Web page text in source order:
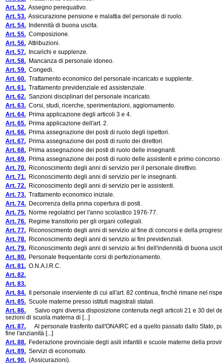
Art. 52. Assegno perequativo.
Art. 53. Assicurazione pensione e malattia del personale di ruolo.
Art. 54. Indennità di buona uscita.
Art. 55. Composizione.
Art. 56. Attribuzioni.
Art. 57. Incarichi e supplenze.
Art. 58. Mancanza di personale idoneo.
Art. 59. Congedi.
Art. 60. Trattamento economico del personale incaricato e supplente.
Art. 61. Trattamento previdenziale ed assistenziale.
Art. 62. Sanzioni disciplinari del personale incaricato.
Art. 63. Corsi, studi, ricerche, sperimentazioni, aggiornamento.
Art. 64. Prima applicazione degli articoli 3 e 4.
Art. 65. Prima applicazione dell'art. 2.
Art. 66. Prima assegnazione dei posti di ruolo degli ispettori.
Art. 67. Prima assegnazione dei posti di ruolo dei direttori.
Art. 68. Prima assegnazione dei posti di ruolo delle insegnanti.
Art. 69. Prima assegnazione dei posti di ruolo delle assistenti e primo concorso
Art. 70. Riconoscimento degli anni di servizio per il personale direttivo.
Art. 71. Riconoscimento degli anni di servizio per le insegnanti.
Art. 72. Riconoscimento degli anni di servizio per le assistenti.
Art. 73. Trattamento economico iniziale.
Art. 74. Decorrenza della prima copertura di posti.
Art. 75. Norme regolatrici per l'anno scolastico 1976-77.
Art. 76. Regime transitorio per gli organi collegiali.
Art. 77. Riconoscimento degli anni di servizio al fine di concorsi e della
Art. 78. Riconoscimento degli anni di servizio ai fini previdenziali.
Art. 79. Riconoscimento degli anni di servizio ai fini dell'indennità di buona
Art. 80. Personale frequentante corsi di perfezionamento.
Art. 81. O.N.A.I.R.C.
Art. 82.
Art. 83.
Art. 84. Il personale inserviente di cui all'art. 82 continua, finché rimane nel
Art. 85. Scuole materne presso istituti magistrali statali.
Art. 86. Salvo ogni diversa disposizione contenuta negli articoli 21 e 30 del
sezioni di scuola materna di [...]
Art. 87. Al personale trasferito dall'ONAIRC ed a quello passato dallo Stato,
fine l'anzianità [...]
Art. 88. Federazione provinciale degli asili infantili e scuole materne della
Art. 89. Servizi di economato.
Art. 90. (Assicurazioni).